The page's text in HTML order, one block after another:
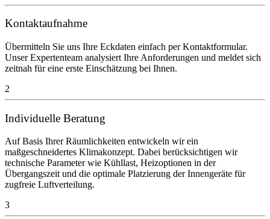
Kontaktaufnahme
Übermitteln Sie uns Ihre Eckdaten einfach per Kontaktformular.
Unser Expertenteam analysiert Ihre Anforderungen und meldet sich
zeitnah für eine erste Einschätzung bei Ihnen.
2
Individuelle Beratung
Auf Basis Ihrer Räumlichkeiten entwickeln wir ein
maßgeschneidertes Klimakonzept. Dabei berücksichtigen wir
technische Parameter wie Kühllast, Heizoptionen in der
Übergangszeit und die optimale Platzierung der Innengeräte für
zugfreie Luftverteilung.
3